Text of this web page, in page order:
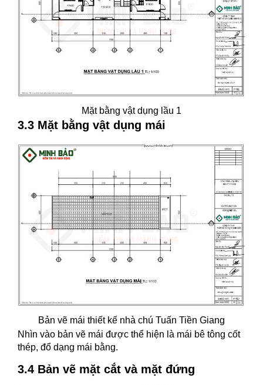
Mặt bằng vật dụng lầu 1
3.3 Mặt bằng vật dụng mái
Bản vẽ mái thiết kế nhà chú Tuấn Tiền Giang
Nhìn vào bản vẽ mái được thể hiện là mái bê tông cốt
thép, đổ dạng mái bằng.
3.4 Bản vẽ mặt cắt và mặt đứng